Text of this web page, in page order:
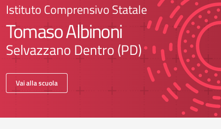
Istituto Comprensivo Statale
Tomaso Albinoni
Selvazzano Dentro (PD)
Vai alla scuola